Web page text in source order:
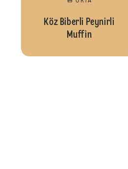
Köz Biberli Peynirli
Muffin